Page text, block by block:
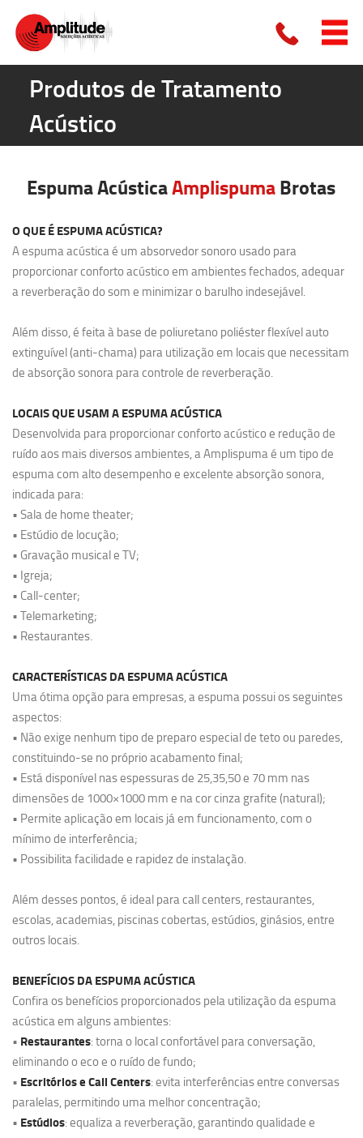
Produtos de Tratamento
Acústico
Espuma AcústicaAmplispumaBrotas
O QUE É ESPUMA ACÚSTICA?
A espuma acústica é um absorvedor sonoro usado para
proporcionar conforto acústico em ambientes fechados, adequar
a reverberação do som e minimizar o barulho indesejável.
Além disso, é feita à base de poliuretano poliéster flexível auto
extinguível (anti-chama) para utilização em locais que necessitam
de absorção sonora para controle de reverberação.
LOCAIS QUE USAM A ESPUMA ACÚSTICA
Desenvolvida para proporcionar conforto acústico e redução de
ruído aos mais diversos ambientes, a Amplispuma é um tipo de
espuma com alto desempenho e excelente absorção sonora,
indicada para:
• Sala de home theater;
• Estúdio de locução;
• Gravação musical e TV;
• Igreja;
• Call-center;
• Telemarketing;
• Restaurantes.
CARACTERÍSTICAS DA ESPUMA ACÚSTICA
Uma ótima opção para empresas, a espuma possui os seguintes
aspectos:
• Não exige nenhum tipo de preparo especial de teto ou paredes,
constituindo-se no próprio acabamento final;
• Está disponível nas espessuras de 25,35,50 e 70 mm nas
dimensões de 1000×1000 mm e na cor cinza grafite (natural);
• Permite aplicação em locais já em funcionamento, com o
mínimo de interferência;
• Possibilita facilidade e rapidez de instalação.
Além desses pontos, é ideal para call centers, restaurantes,
escolas, academias, piscinas cobertas, estúdios, ginásios, entre
outros locais.
BENEFÍCIOS DA ESPUMA ACÚSTICA
Confira os benefícios proporcionados pela utilização da espuma
acústica em alguns ambientes:
• Restaurantes: torna o local confortável para conversação,
eliminando o eco e o ruído de fundo;
• Escritórios e Call Centers: evita interferências entre conversas
paralelas, permitindo uma melhor concentração;
• Estúdios: equaliza a reverberação, garantindo qualidade e